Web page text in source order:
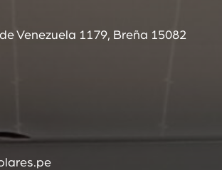
Venezuela 1179, Breña 15082